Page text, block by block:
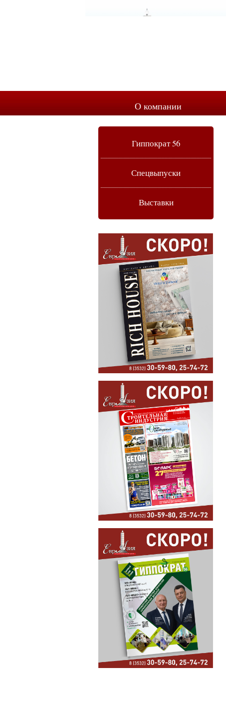
О компании
Гиппократ 56
Спецвыпуски
Выставки